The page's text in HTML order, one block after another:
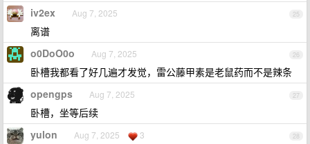
25
iv2ex Aug 7, 2025
离谱
26
o0DoO0o Aug 7, 2025
卧槽我都看了好几遍才发觉，雷公藤甲素是老鼠药而不是辣条
27
opengps Aug 7, 2025
卧槽，坐等后续
28
yulon Aug 7, 2025 3